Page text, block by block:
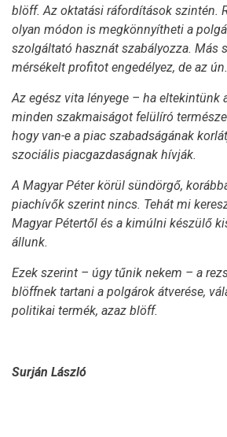
blöff. Az oktatási ráfordítások szintén.
olyan módon is megkönnyítheti a
szolgáltató hasznát szabályozza. Más
mérsékelt profitot engedélyez, de az
Az egész vita lényege – ha eltekintünk
minden szakmaiságot felülíró
hogy van-e a piac szabadságának
szociális piacgazdaságnak hívják.
A Magyar Péter körül sündörgő,
piachívők szerint nincs. Tehát mi
Magyar Pétertől és a kimúlni készülő
állunk.
Ezek szerint – úgy tűnik nekem – a
blöffnek tartani a polgárok átverése,
politikai termék, azaz blöff.
Surján László